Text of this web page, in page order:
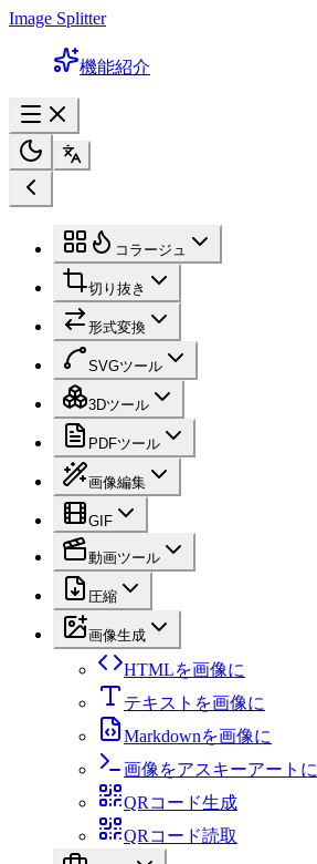
Image Splitter
機能紹介
コラージュ
切り抜き
形式変換
SVGツール
3Dツール
PDFツール
画像編集
GIF
動画ツール
圧縮
画像生成
HTMLを画像に
テキストを画像に
Markdownを画像に
画像をアスキーアートに
QRコード生成
QRコード読取